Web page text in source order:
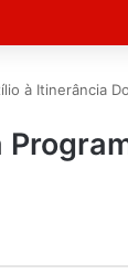
à Itinerância